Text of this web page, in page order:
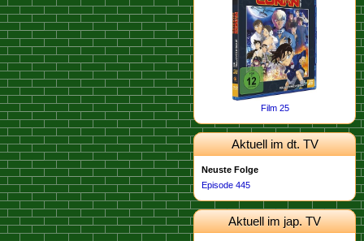
Film 25
Aktuell im dt. TV
Neuste Folge
Episode 445
Aktuell im jap. TV